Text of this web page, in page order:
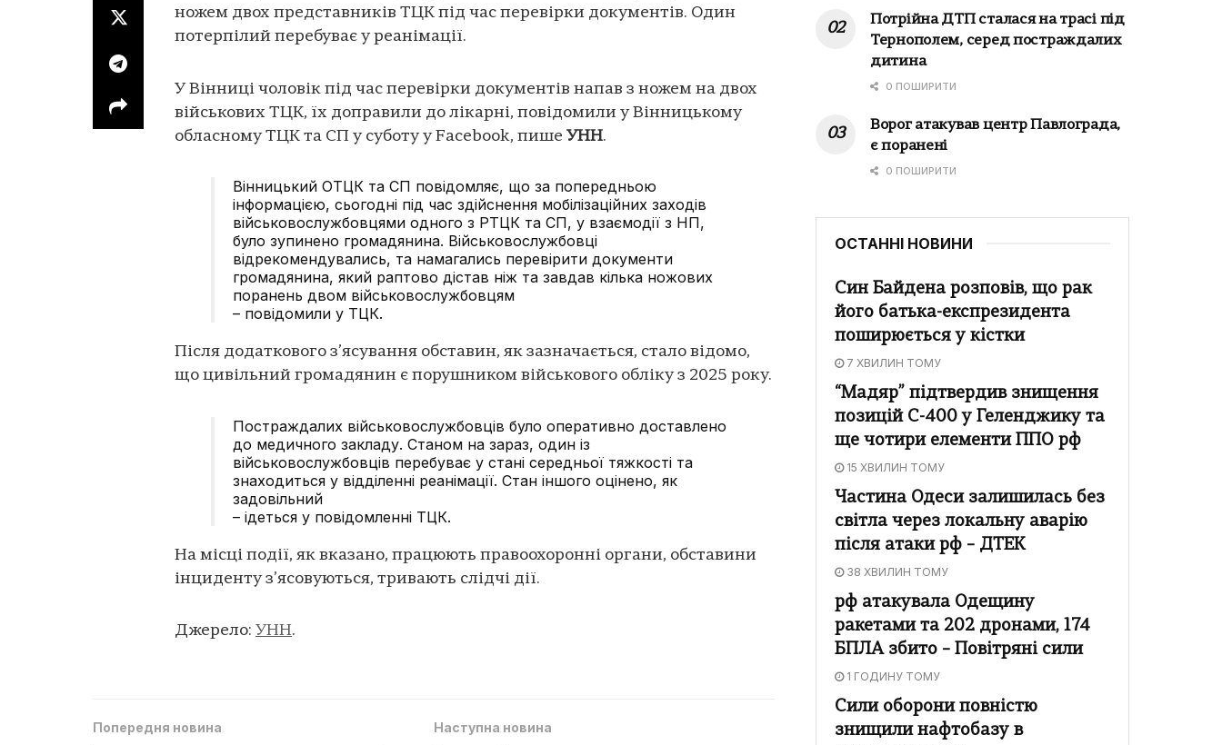
ножем двох представників ТЦК під час перевірки документів. Один
потерпілий перебуває у реанімації.
У Вінниці чоловік під час перевірки документів напав з ножем на двох
військових ТЦК, їх доправили до лікарні, повідомили у Вінницькому
обласному ТЦК та СП у суботу у Facebook, пише УНН.
Вінницький ОТЦК та СП повідомляє, що за попередньою
інформацією, сьогодні під час здійснення мобілізаційних заходів
військовослужбовцями одного з РТЦК та СП, у взаємодії з НП,
було зупинено громадянина. Військовослужбовці
відрекомендувались, та намагались перевірити документи
громадянина, який раптово дістав ніж та завдав кілька ножових
поранень двом військовослужбовцям
– повідомили у ТЦК.
Після додаткового з’ясування обставин, як зазначається, стало відомо,
що цивільний громадянин є порушником військового обліку з 2025 року.
Постраждалих військовослужбовців було оперативно доставлено
до медичного закладу. Станом на зараз, один із
військовослужбовців перебуває у стані середньої тяжкості та
знаходиться у відділенні реанімації. Стан іншого оцінено, як
задовільний
– ідеться у повідомленні ТЦК.
На місці події, як вказано, працюють правоохоронні органи, обставини
інциденту з’ясовуються, тривають слідчі дії.
Джерело: УНН.
Попередня новина Наступна новина
Потрійна ДТП сталася на трасі під
Тернополем, серед постраждалих
дитина
0 ПОШИРИТИ
Ворог атакував центр Павлограда,
є поранені
0 ПОШИРИТИ
ОСТАННІ НОВИНИ
Син Байдена розповів, що рак
його батька-експрезидента
поширюється у кістки
7 ХВИЛИН ТОМУ
“Мадяр” підтвердив знищення
позицій С-400 у Геленджику та
ще чотири елементи ППО рф
15 ХВИЛИН ТОМУ
Частина Одеси залишилась без
світла через локальну аварію
після атаки рф – ДТЕК
38 ХВИЛИН ТОМУ
рф атакувала Одещину
ракетами та 202 дронами, 174
БПЛА збито – Повітряні сили
1 ГОДИНУ ТОМУ
Сили оборони повністю
знищили нафтобазу в